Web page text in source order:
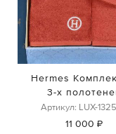
Hermes
3-х
Артикул: LUX-
11 000 ₽